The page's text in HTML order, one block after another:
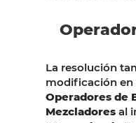
La resolución
modificación en
Operadores de
Mezcladores al